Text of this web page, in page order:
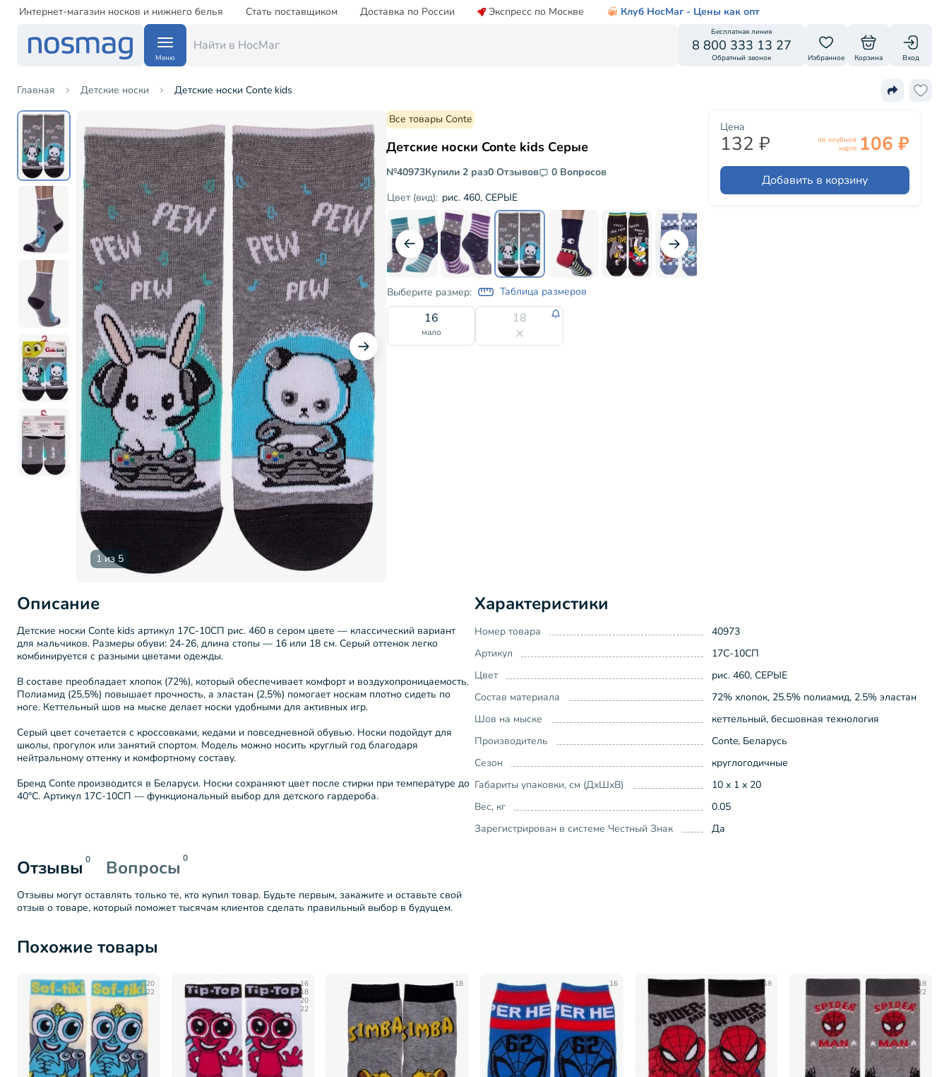
Интернет-магазин носков и нижнего белья Стать поставщиком Доставка по России Экспресс по Москве Клуб НосМаг - Цены как опт
Меню
Бесплатная линия
8 800 333 13 27
Обратный звонок Избранное Корзина Вход
Главная Детские носки Детские носки Conte kids
1 из 5
Все товары Conte
Детские носки Conte kids Серые
№40973Купили 2 раз0 Отзывов
0 Вопросов
Цвет (вид): рис. 460, СЕРЫЕ
Выберите размер: Таблица размеров
16
мало
18
Цена
132 ₽
по клубной
карте 106 ₽
Добавить в корзину
Описание
Детские носки Conte kids артикул 17С-10СП рис. 460 в сером цвете — классический вариант
для мальчиков. Размеры обуви: 24-26, длина стопы — 16 или 18 см. Серый оттенок легко
комбинируется с разными цветами одежды.
В составе преобладает хлопок (72%), который обеспечивает комфорт и воздухопроницаемость.
Полиамид (25,5%) повышает прочность, а эластан (2,5%) помогает носкам плотно сидеть по
ноге. Кеттельный шов на мыске делает носки удобными для активных игр.
Серый цвет сочетается с кроссовками, кедами и повседневной обувью. Носки подойдут для
школы, прогулок или занятий спортом. Модель можно носить круглый год благодаря
нейтральному оттенку и комфортному составу.
Бренд Conte производится в Беларуси. Носки сохраняют цвет после стирки при температуре до
40°C. Артикул 17С-10СП — функциональный выбор для детского гардероба.
Характеристики
Номер товара
40973
Артикул
17С-10СП
Цвет
рис. 460, СЕРЫЕ
Состав материала
72% хлопок, 25.5% полиамид, 2.5% эластан
Шов на мыске
кеттельный, бесшовная технология
Производитель
Conte, Беларусь
Сезон
круглогодичные
Габариты упаковки, см (ДхШхВ)
10 x 1 x 20
Вес, кг
0.05
Зарегистрирован в системе Честный Знак
Да
Отзывы 0 Вопросы 0
Отзывы могут оставлять только те, кто купил товар. Будьте первым, закажите и оставьте свой
отзыв о товаре, который поможет тысячам клиентов сделать правильный выбор в будущем.
Похожие товары
20
22
16
18
20
22
18 16 18
18
22